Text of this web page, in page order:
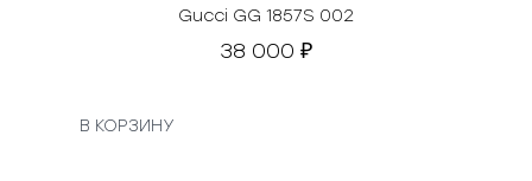
Gucci GG 1857S 002
38 000 ₽
В КОРЗИНУ